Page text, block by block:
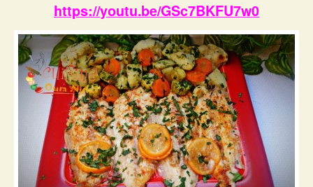
https://youtu.be/GSc7BKFU7w0